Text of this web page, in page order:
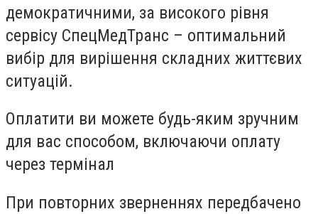
демократичними, за високого рівня
сервісу СпецМедТранс – оптимальний
вибір для вирішення складних життєвих
ситуацій.
Оплатити ви можете будь-яким зручним
для вас способом, включаючи оплату
через термінал
При повторних зверненнях передбачено